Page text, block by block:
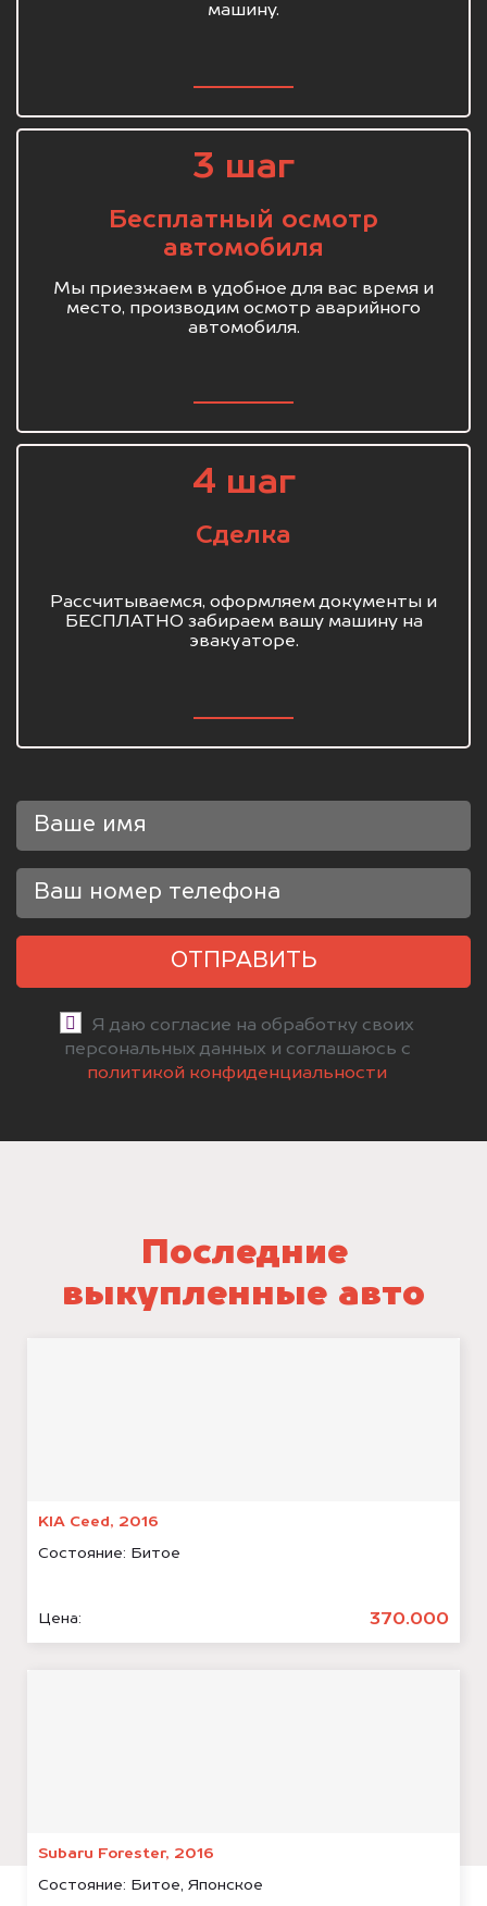
машину.
3 шаг
Бесплатный осмотр
автомобиля
Мы приезжаем в удобное для вас время и
место, производим осмотр аварийного
автомобиля.
4 шаг
Сделка
Рассчитываемся, оформляем документы и
БЕСПЛАТНО забираем вашу машину на
эвакуаторе.
ОТПРАВИТЬ
Я даю согласие на обработку своих
персональных данных и соглашаюсь с
политикой конфиденциальности
Последние
выкупленные авто
KIA Ceed, 2016
Состояние: Битое
Цена: 370.000
Subaru Forester, 2016
Состояние: Битое, Японское